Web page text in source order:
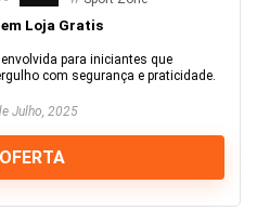
Loja Gratis
para iniciantes que
com segurança e praticidade.
Julho, 2025